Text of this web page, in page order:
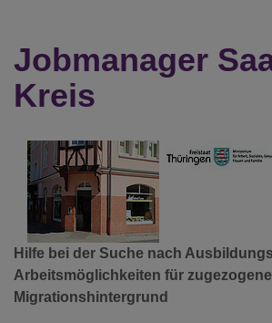
Jobmanager
Kreis
Hilfe bei der Suche nach
Arbeitsmöglichkeiten für
Migrationshintergrund